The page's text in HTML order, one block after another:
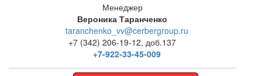
Менеджер
Вероника Таранченко
taranchenko_vv@cerbergroup.ru
+7 (342) 206-19-12, доб.137
+7-922-33-45-009